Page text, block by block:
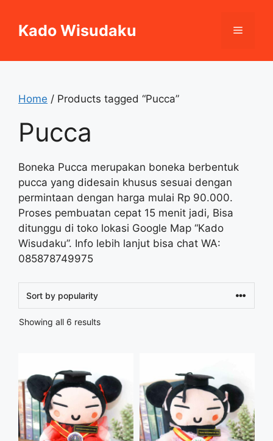
contentKado Wisudaku Menu
Home / Products tagged “Pucca”
Pucca
Boneka Pucca merupakan boneka berbentuk
pucca yang didesain khusus sesuai dengan
permintaan dengan harga mulai Rp 90.000.
Proses pembuatan cepat 15 menit jadi, Bisa
ditunggu di toko lokasi Google Map “Kado
Wisudaku”. Info lebih lanjut bisa chat WA:
085878749975
Showing all 6 resultsSorted